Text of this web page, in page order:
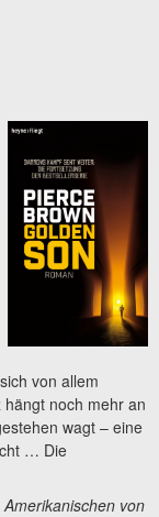
von allem
noch mehr an
wagt – eine
… Die
Amerikanischen von